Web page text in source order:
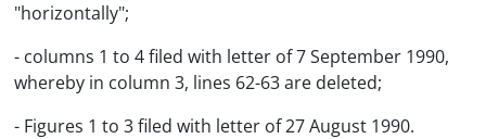
"horizontally";
- columns 1 to 4 filed with letter of 7 September 1990,
whereby in column 3, lines 62-63 are deleted;
- Figures 1 to 3 filed with letter of 27 August 1990.